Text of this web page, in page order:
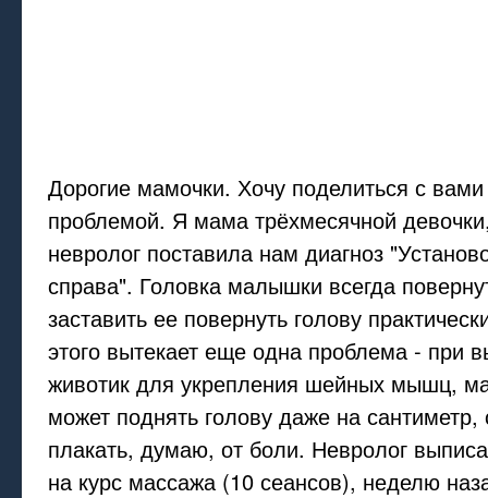
Дорогие мамочки. Хочу поделиться с
проблемой. Я мама трёхмесячной
невролог поставила нам диагноз
справа". Головка малышки всегда
заставить ее повернуть голову
этого вытекает еще одна проблема - при
животик для укрепления шейных мышц,
может поднять голову даже на сантиметр,
плакать, думаю, от боли. Невролог
на курс массажа (10 сеансов), неделю